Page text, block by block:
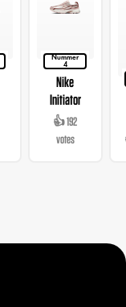
Nummer
4
Nike
Initiator
👍 192
votes